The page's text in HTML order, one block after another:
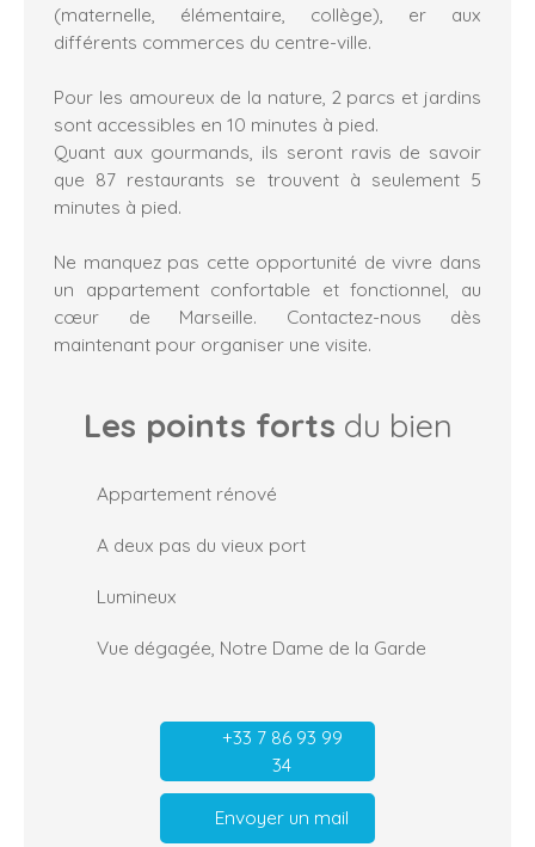
(maternelle, élémentaire, collège), er aux
différents commerces du centre-ville.
Pour les amoureux de la nature, 2 parcs et jardins
sont accessibles en 10 minutes à pied.
Quant aux gourmands, ils seront ravis de savoir
que 87 restaurants se trouvent à seulement 5
minutes à pied.
Ne manquez pas cette opportunité de vivre dans
un appartement confortable et fonctionnel, au
cœur de Marseille. Contactez-nous dès
maintenant pour organiser une visite.
Les points forts du bien
Appartement rénové
A deux pas du vieux port
Lumineux
Vue dégagée, Notre Dame de la Garde
+33 7 86 93 99
34
Envoyer un mail